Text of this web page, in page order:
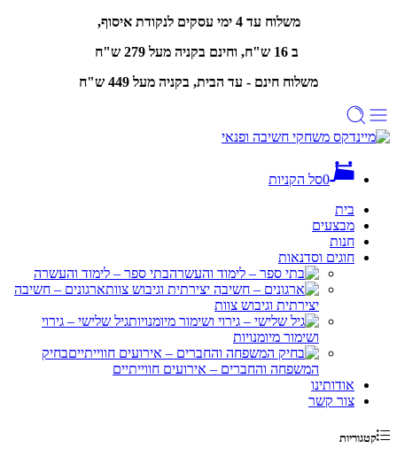
משלוח עד 4 ימי עסקים לנקודת איסוף,
ב 16 ש"ח, וחינם
בקניה מעל 279 ש"ח
משלוח חינם - עד הבית, בקניה מעל 449 ש"ח
0סל הקניות
בית
מבצעים
חנות
חוגים וסדנאות
בתי ספר – לימוד והעשרה
ארגונים – חשיבה
יצירתית וגיבוש צוות
גיל שלישי – גירוי
ושימור מיומנויות
בחיק
המשפחה והחברים – אירועים חווייתיים
אודותינו
צור קשר
קטגוריות